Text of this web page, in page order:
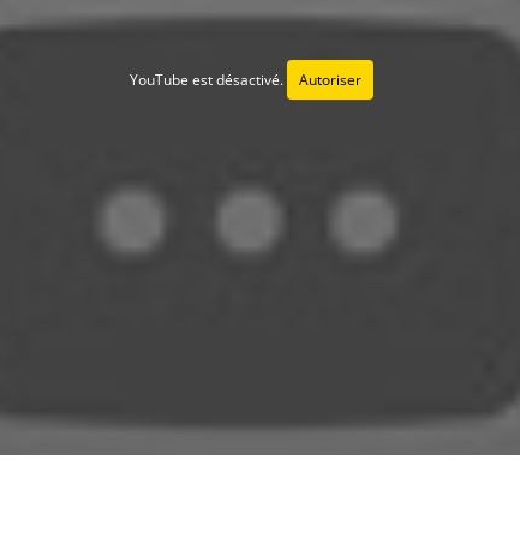
YouTube est désactivé. Autoriser